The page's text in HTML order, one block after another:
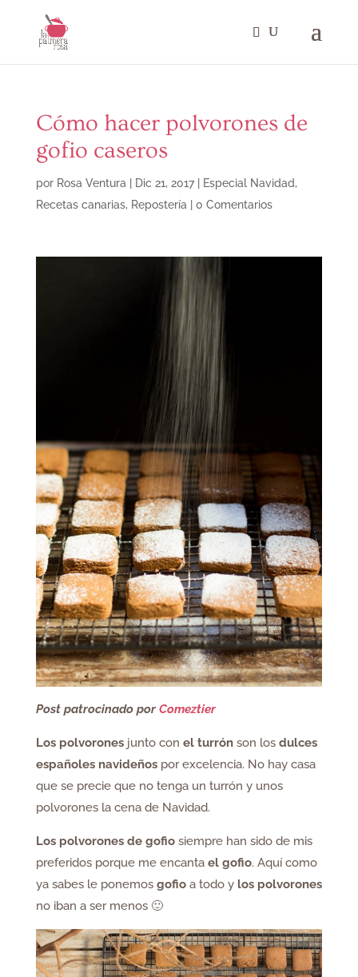
Cómo hacer polvorones de
gofio caseros
por Rosa Ventura Dic 21, 2017| Especial Navidad,
Recetas canarias, Repostería 0 Comentarios
Post patrocinado por Comeztier
Los polvoronesjunto con el turrónson losdulces
españoles navideñospor excelencia. No hay casa
que se precie que no tenga un turrón y unos
polvorones la cena de Navidad.
Los polvorones de gofiosiempre han sido de mis
preferidos porque me encanta el gofio. Aquí como
ya sabes le ponemos gofioa todo y los polvorones
no iban a ser menos 🙂